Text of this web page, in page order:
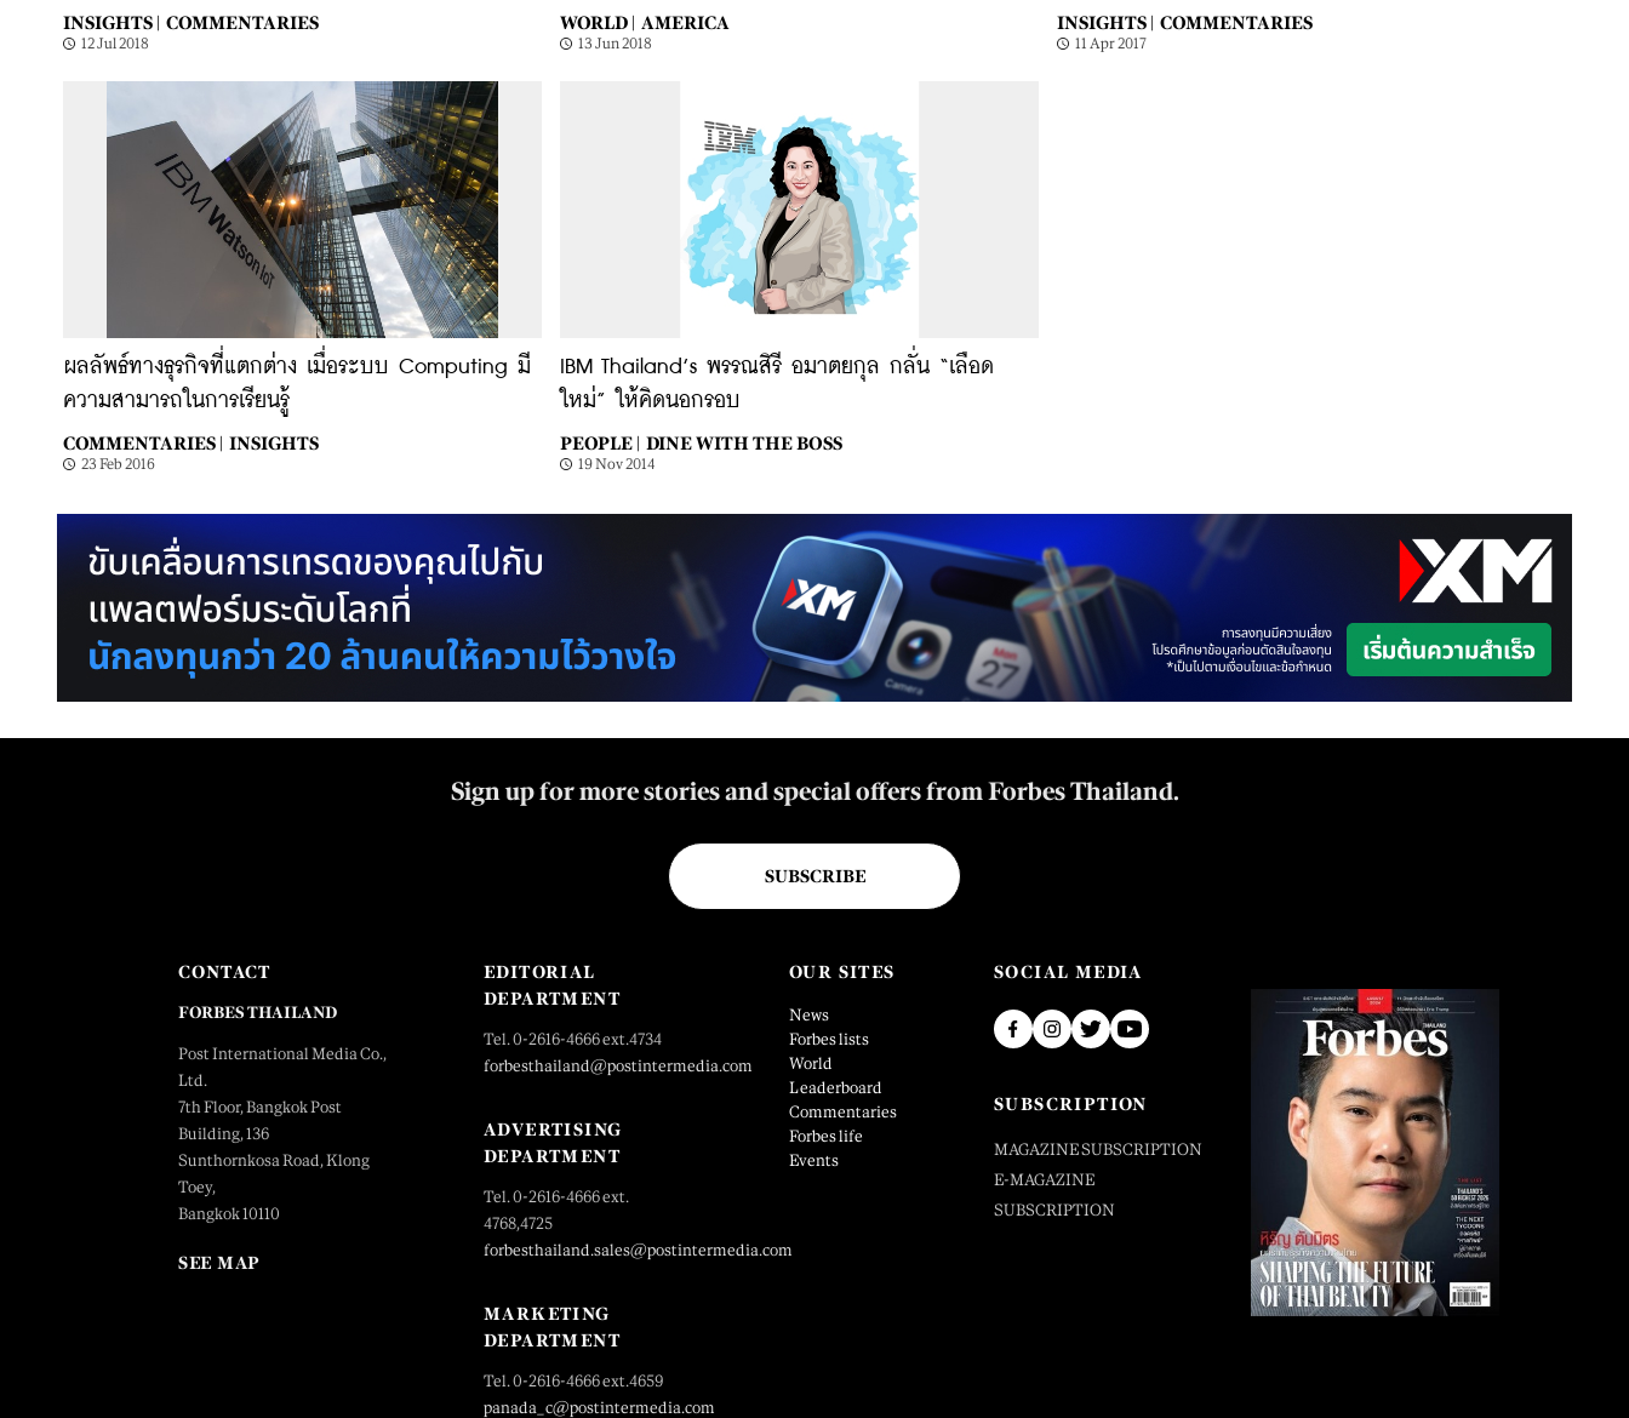
INSIGHTS | COMMENTARIES
12 Jul 2018
WORLD | AMERICA
13 Jun 2018
INSIGHTS | COMMENTARIES
11 Apr 2017
ผลลัพธ์ทางธุรกิจที่แตกต่าง เมื่อระบบ Computing มี
ความสามารถในการเรียนรู้
COMMENTARIES | INSIGHTS
23 Feb 2016
IBM Thailand’s พรรณสิรี อมาตยกุล กลั่น “เลือด
ใหม่” ให้คิดนอกรอบ
PEOPLE | DINE WITH THE BOSS
19 Nov 2014
Sign up for more stories and special offers from Forbes Thailand.
SUBSCRIBE
CONTACT
FORBES THAILAND
Post International Media Co.,
Ltd.
7th Floor, Bangkok Post
Building, 136
Sunthornkosa Road, Klong
Toey,
Bangkok 10110
SEE MAP
EDITORIAL
DEPARTMENT
Tel. 0-2616-4666 ext.4734
forbesthailand@postintermedia.com
ADVERTISING
DEPARTMENT
Tel. 0-2616-4666 ext.
4768,4725
forbesthailand.sales@postintermedia.com
MARKETING
DEPARTMENT
Tel. 0-2616-4666 ext.4659
panada_c@postintermedia.com
OUR SITES
News
Forbes lists
World
Leaderboard
Commentaries
Forbes life
Events
SOCIAL MEDIA
SUBSCRIPTION
MAGAZINE SUBSCRIPTION
E-MAGAZINE
SUBSCRIPTION